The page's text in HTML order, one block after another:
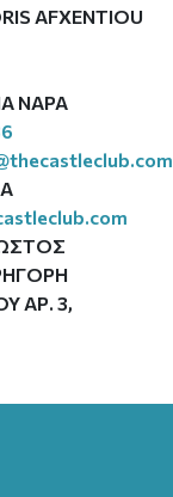
AFXENTIOU
NAPA
ΑΡ. 3,